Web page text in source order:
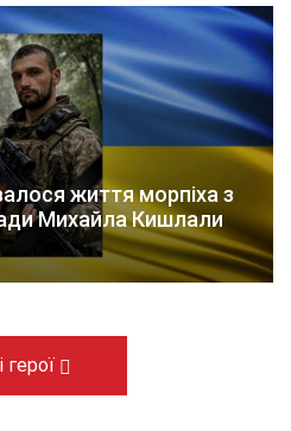
життя морпіха з
Михайла Кишлали
герої